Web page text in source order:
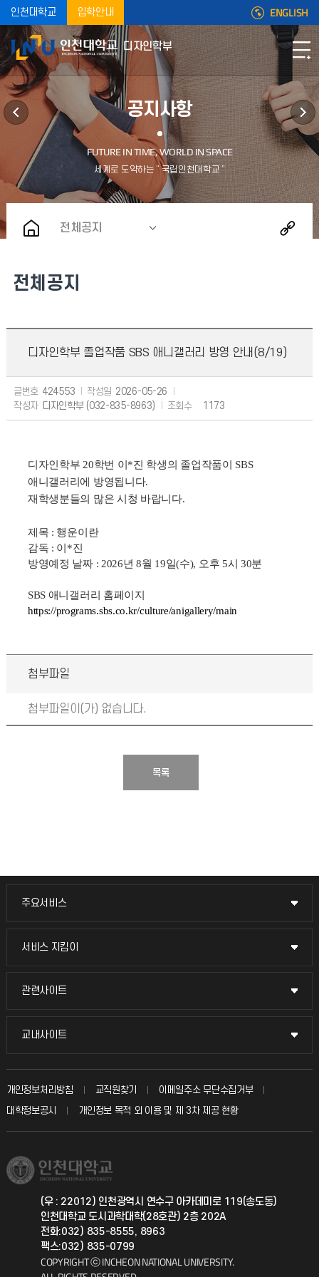
인천대학교 입학안내 ENGLISH
디자인학부
공지사항
전체공지
전체공지
디자인학부 졸업작품 SBS 애니갤러리 방영 안내(8/19)
글번호 424553 작성일 2026-05-26
작성자
디자인학부 (032-835-8963) 조회수 1173
디자인학부 20학번 이*진 학생의 졸업작품이 SBS
애니갤러리에 방영됩니다.
재학생분들의 많은 시청 바랍니다.
제목 : 행운이란
감독 : 이 *진
방영예정 날짜 : 2026년 8월 19일(수), 오후 5시 30분
SBS 애니갤러리 홈페이지
https://programs.sbs.co.kr/culture/anigallery/main
첨부파일
첨부파일이(가) 없습니다.
목록
주요서비스
주요서비스
교무회의방송
입학안내
취업정보(학생)
서비스 지킴이
서비스 지킴이
묻고 답하기
칭찬마당
학생서비스 지킴이
관련사이트
관련사이트
국방헬프콜
총동문회
교내사이트
교내사이트
교수회
교육혁신본부
국제지원과
공자아카데미
기초교육원
개인정보처리방침 교직원찾기
이메일주소 무단수집거부
대학정보공시
개인정보 목적 외 이용 및 제 3차 제공 현황
(우 : 22012) 인천광역시 연수구 아카데미로 119(송도동)
인천대학교 도시과학대학(28호관) 2층 202A
전화:032) 835-8555, 8963
팩스:032) 835-0799
COPYRIGHT ⓒ INCHEON NATIONAL UNIVERSITY.